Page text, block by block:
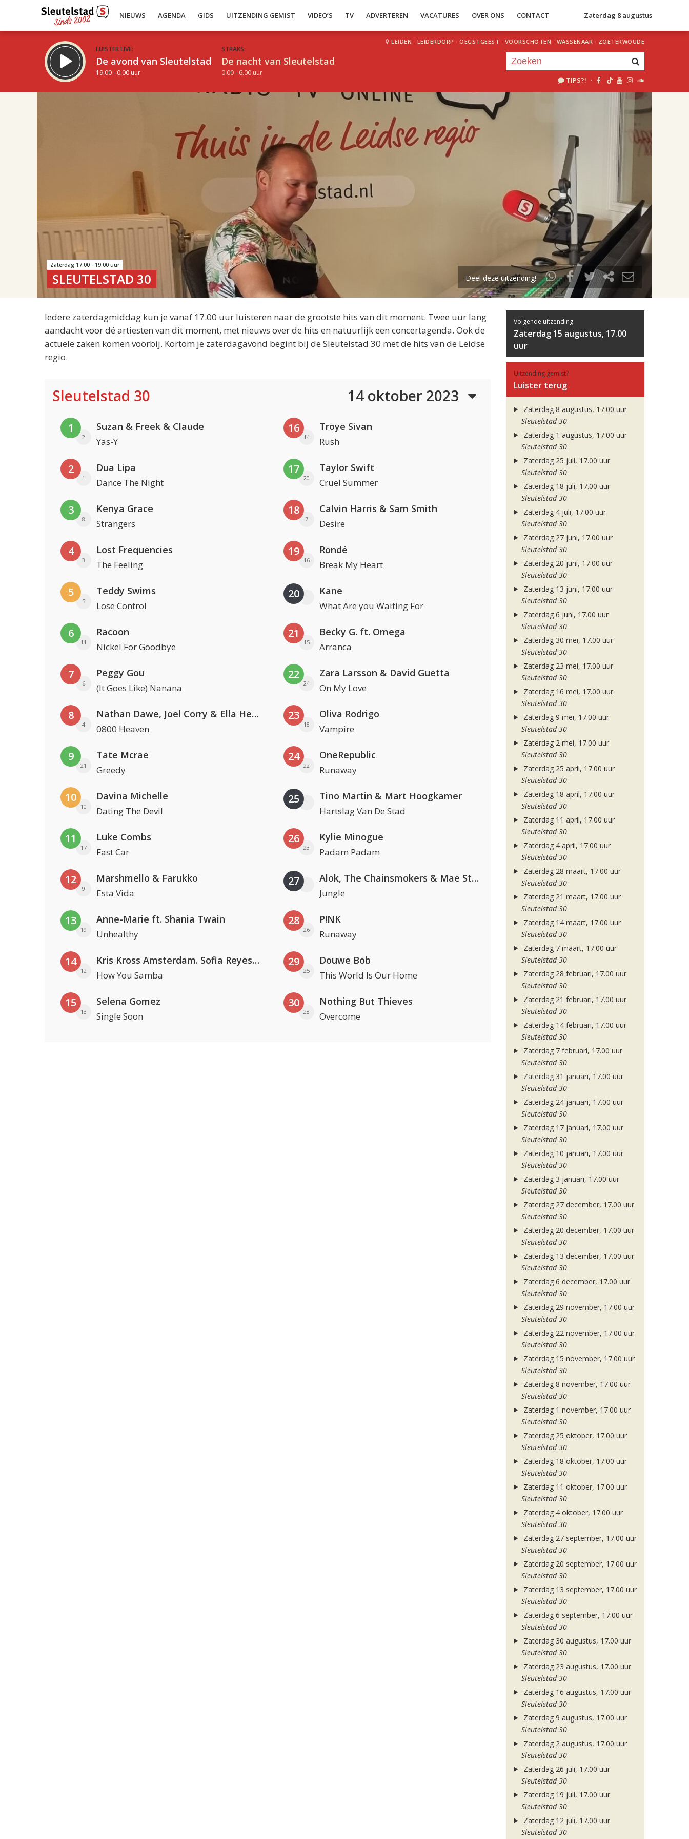
NIEUWS AGENDA GIDS UITZENDING GEMIST VIDEO’S TV ADVERTEREN VACATURES OVER ONS CONTACT Zaterdag 8 augustus
LUISTER LIVE:
De avond van Sleutelstad
19.00 - 0.00 uur
STRAKS:
De nacht van Sleutelstad
0.00 - 6.00 uur
LEIDEN · LEIDERDORP · OEGSTGEEST · VOORSCHOTEN · WASSENAAR · ZOETERWOUDE
TIPS?! ·
uur 1 van 2
Volgend uur
Zaterdag 17.00 - 19.00 uur
SLEUTELSTAD 30 Deel deze uitzending!
Iedere zaterdagmiddag kun je vanaf 17.00 uur luisteren naar de grootste hits van dit moment. Twee uur lang
aandacht voor dé artiesten van dit moment, met nieuws over de hits en natuurlijk een concertagenda. Ook de
actuele zaken komen voorbij. Kortom je zaterdagavond begint bij de Sleutelstad 30 met de hits van de Leidse
regio.
Sleutelstad 30 14 oktober 2023
1
2
Suzan & Freek & Claude
Yas-Y
2
1
Dua Lipa
Dance The Night
3
8
Kenya Grace
Strangers
4
3
Lost Frequencies
The Feeling
5
5
Teddy Swims
Lose Control
6
11
Racoon
Nickel For Goodbye
7
6
Peggy Gou
(It Goes Like) Nanana
8
4
Nathan Dawe, Joel Corry & Ella Henderson
0800 Heaven
9
21
Tate Mcrae
Greedy
10
10
Davina Michelle
Dating The Devil
11
17
Luke Combs
Fast Car
12
9
Marshmello & Farukko
Esta Vida
13
19
Anne-Marie ft. Shania Twain
Unhealthy
14
12
Kris Kross Amsterdam. Sofia Reyes & Tinie Tempah
How You Samba
15
13
Selena Gomez
Single Soon
16
14
Troye Sivan
Rush
17
20
Taylor Swift
Cruel Summer
18
7
Calvin Harris & Sam Smith
Desire
19
16
Rondé
Break My Heart
20 Kane
What Are you Waiting For
21
15
Becky G. ft. Omega
Arranca
22
24
Zara Larsson & David Guetta
On My Love
23
18
Oliva Rodrigo
Vampire
24
22
OneRepublic
Runaway
25 Tino Martin & Mart Hoogkamer
Hartslag Van De Stad
26
23
Kylie Minogue
Padam Padam
27 Alok, The Chainsmokers & Mae Stephens
Jungle
28
26
P!NK
Runaway
29
25
Douwe Bob
This World Is Our Home
30
28
Nothing But Thieves
Overcome
Volgende uitzending:
Zaterdag 15 augustus, 17.00
uur
Uitzending gemist?
Luister terug
Zaterdag 8 augustus, 17.00 uur
Sleutelstad 30
Zaterdag 1 augustus, 17.00 uur
Sleutelstad 30
Zaterdag 25 juli, 17.00 uur
Sleutelstad 30
Zaterdag 18 juli, 17.00 uur
Sleutelstad 30
Zaterdag 4 juli, 17.00 uur
Sleutelstad 30
Zaterdag 27 juni, 17.00 uur
Sleutelstad 30
Zaterdag 20 juni, 17.00 uur
Sleutelstad 30
Zaterdag 13 juni, 17.00 uur
Sleutelstad 30
Zaterdag 6 juni, 17.00 uur
Sleutelstad 30
Zaterdag 30 mei, 17.00 uur
Sleutelstad 30
Zaterdag 23 mei, 17.00 uur
Sleutelstad 30
Zaterdag 16 mei, 17.00 uur
Sleutelstad 30
Zaterdag 9 mei, 17.00 uur
Sleutelstad 30
Zaterdag 2 mei, 17.00 uur
Sleutelstad 30
Zaterdag 25 april, 17.00 uur
Sleutelstad 30
Zaterdag 18 april, 17.00 uur
Sleutelstad 30
Zaterdag 11 april, 17.00 uur
Sleutelstad 30
Zaterdag 4 april, 17.00 uur
Sleutelstad 30
Zaterdag 28 maart, 17.00 uur
Sleutelstad 30
Zaterdag 21 maart, 17.00 uur
Sleutelstad 30
Zaterdag 14 maart, 17.00 uur
Sleutelstad 30
Zaterdag 7 maart, 17.00 uur
Sleutelstad 30
Zaterdag 28 februari, 17.00 uur
Sleutelstad 30
Zaterdag 21 februari, 17.00 uur
Sleutelstad 30
Zaterdag 14 februari, 17.00 uur
Sleutelstad 30
Zaterdag 7 februari, 17.00 uur
Sleutelstad 30
Zaterdag 31 januari, 17.00 uur
Sleutelstad 30
Zaterdag 24 januari, 17.00 uur
Sleutelstad 30
Zaterdag 17 januari, 17.00 uur
Sleutelstad 30
Zaterdag 10 januari, 17.00 uur
Sleutelstad 30
Zaterdag 3 januari, 17.00 uur
Sleutelstad 30
Zaterdag 27 december, 17.00 uur
Sleutelstad 30
Zaterdag 20 december, 17.00 uur
Sleutelstad 30
Zaterdag 13 december, 17.00 uur
Sleutelstad 30
Zaterdag 6 december, 17.00 uur
Sleutelstad 30
Zaterdag 29 november, 17.00 uur
Sleutelstad 30
Zaterdag 22 november, 17.00 uur
Sleutelstad 30
Zaterdag 15 november, 17.00 uur
Sleutelstad 30
Zaterdag 8 november, 17.00 uur
Sleutelstad 30
Zaterdag 1 november, 17.00 uur
Sleutelstad 30
Zaterdag 25 oktober, 17.00 uur
Sleutelstad 30
Zaterdag 18 oktober, 17.00 uur
Sleutelstad 30
Zaterdag 11 oktober, 17.00 uur
Sleutelstad 30
Zaterdag 4 oktober, 17.00 uur
Sleutelstad 30
Zaterdag 27 september, 17.00 uur
Sleutelstad 30
Zaterdag 20 september, 17.00 uur
Sleutelstad 30
Zaterdag 13 september, 17.00 uur
Sleutelstad 30
Zaterdag 6 september, 17.00 uur
Sleutelstad 30
Zaterdag 30 augustus, 17.00 uur
Sleutelstad 30
Zaterdag 23 augustus, 17.00 uur
Sleutelstad 30
Zaterdag 16 augustus, 17.00 uur
Sleutelstad 30
Zaterdag 9 augustus, 17.00 uur
Sleutelstad 30
Zaterdag 2 augustus, 17.00 uur
Sleutelstad 30
Zaterdag 26 juli, 17.00 uur
Sleutelstad 30
Zaterdag 19 juli, 17.00 uur
Sleutelstad 30
Zaterdag 12 juli, 17.00 uur
Sleutelstad 30